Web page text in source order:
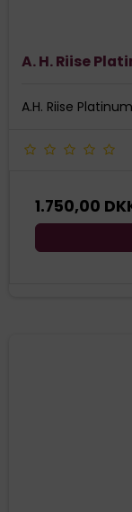
A. H. Riise
A.H. Riise
1.750,00